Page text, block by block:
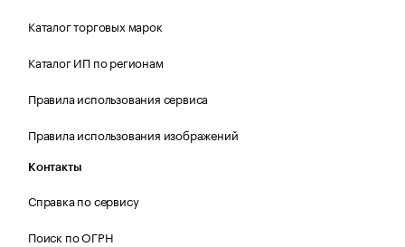
Каталог торговых марок
Каталог ИП по регионам
Правила использования сервиса
Правила использования изображений
Контакты
Справка по сервису
Поиск по ОГРН